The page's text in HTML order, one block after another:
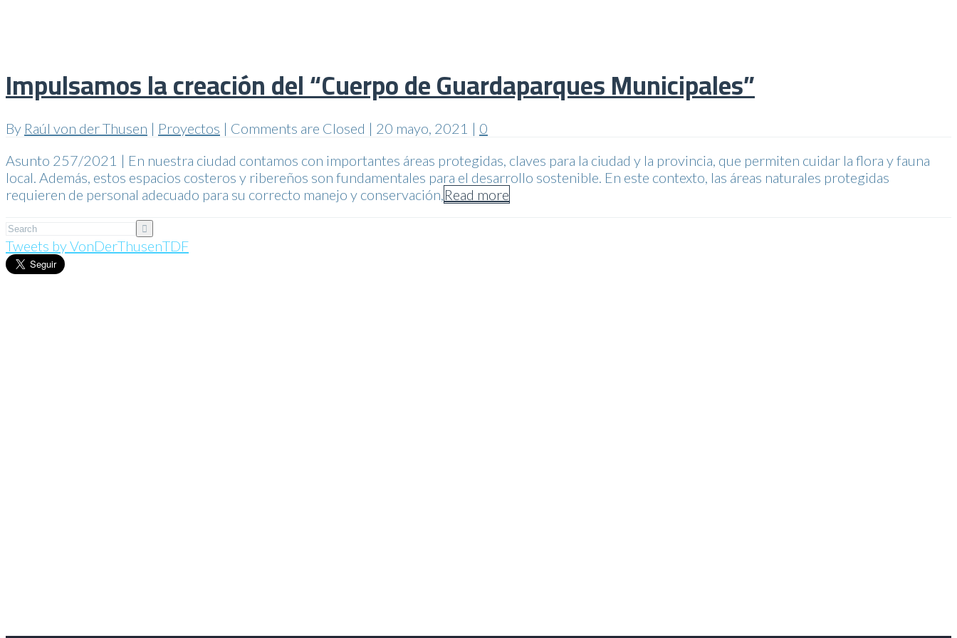
Impulsamos la creación del “Cuerpo de Guardaparques Municipales”
By Raúl von der Thusen | Proyectos | Comments are Closed | 20 mayo, 2021 | 0
Asunto 257/2021 | En nuestra ciudad contamos con importantes áreas protegidas, claves para la ciudad y la provincia, que permiten cuidar la flora y fauna
local. Además, estos espacios costeros y ribereños son fundamentales para el desarrollo sostenible. En este contexto, las áreas naturales protegidas
requieren de personal adecuado para su correcto manejo y conservación, Read more
Tweets by VonDerThusenTDF